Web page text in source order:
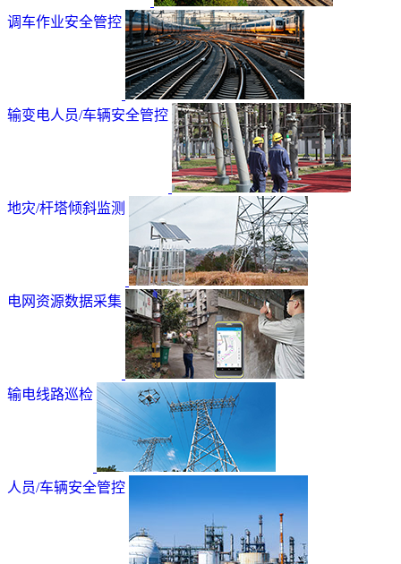
调车作业安全管控
输变电人员/车辆安全管控
地灾/杆塔倾斜监测
电网资源数据采集
输电线路巡检
人员/车辆安全管控